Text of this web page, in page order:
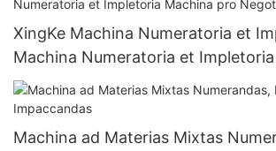
XingKe Machina Numeratoria et
Machina Numeratoria et
Negotiis
Machina ad Materias Mixtas